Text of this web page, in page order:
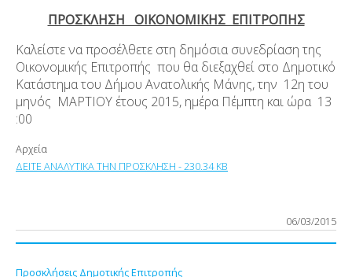
ΠΡΟΣΚΛΗΣΗ ΟΙΚΟΝΟΜΙΚΗΣ ΕΠΙΤΡΟΠΗΣ
Καλείστε να προσέλθετε στη δημόσια συνεδρίαση της
Οικονομικής Επιτροπής που θα διεξαχθεί στο Δημοτικό
Κατάστημα του Δήμου Ανατολικής Μάνης, την 12η του
μηνός ΜΑΡΤΙΟΥ έτους 2015, ημέρα Πέμπτη και ώρα 13
:00
Αρχεία
ΔΕΙΤΕ ΑΝΑΛΥΤΙΚΑ ΤΗΝ ΠΡΟΣΚΛΗΣΗ - 230.34 KB
06/03/2015
Προσκλήσεις Δημοτικής Επιτροπής